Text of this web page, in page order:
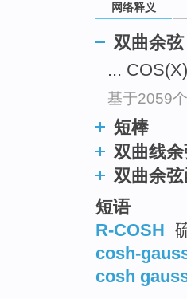
网络释义
双曲余弦
...
基于2059
短棒
双曲线
双曲余
短语
R-COSH
cosh-
cosh